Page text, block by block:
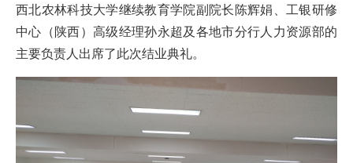
西北农林科技大学继续教育学院副院长陈辉娟、工银研修
中心（陕西）高级经理孙永超及各地市分行人力资源部的
主要负责人出席了此次结业典礼。